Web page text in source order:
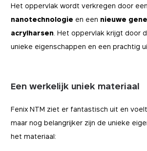
Het oppervlak wordt verkregen door
nanotechnologie en een nieuwe
acrylharsen . Het oppervlak krijgt door
unieke eigenschappen en een prachtig
Een werkelijk uniek materiaal
Fenix NTM ziet er fantastisch uit en
maar nog belangrijker zijn de unieke
het materiaal: